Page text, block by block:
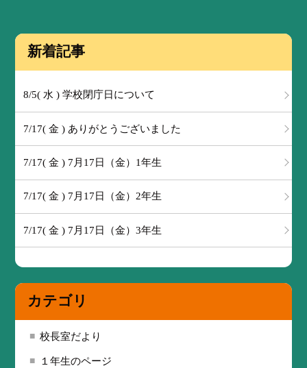
新着記事
8/5( 水 ) 学校閉庁日について
7/17( 金 ) ありがとうございました
7/17( 金 ) 7月17日（金）1年生
7/17( 金 ) 7月17日（金）2年生
7/17( 金 ) 7月17日（金）3年生
カテゴリ
校長室だより
１年生のページ